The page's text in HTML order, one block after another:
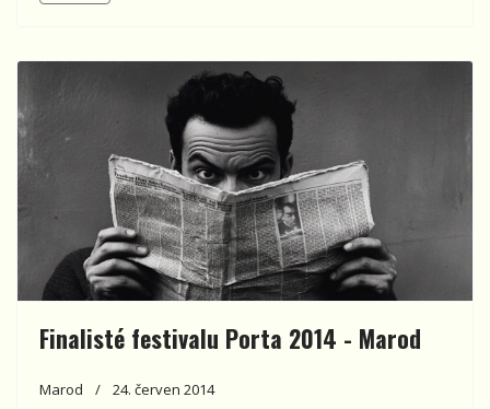
Finalisté festivalu Porta 2014 - Marod
Marod 24. červen 2014